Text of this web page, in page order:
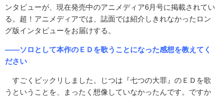
ンタビューが、現在発売中のアニメディア6月号に掲載されてい
る。超！アニメディアでは、誌面では紹介しきれなかったロン
グ版インタビューをお届けする。
――ソロとして本作のＥＤを歌うことになった感想を教えてく
ださい
すごくビックリしました。じつは『七つの大罪』のＥＤを歌
うということを、まったく想像していなかったんです。ですか